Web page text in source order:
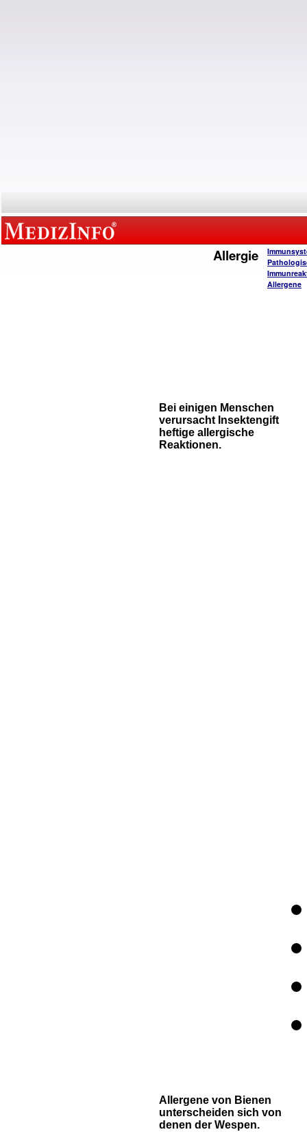
Allergie
Allergene
Bei einigen Menschen
verursacht Insektengift
heftige allergische
Reaktionen.
Allergene von Bienen
unterscheiden sich von
denen der Wespen.